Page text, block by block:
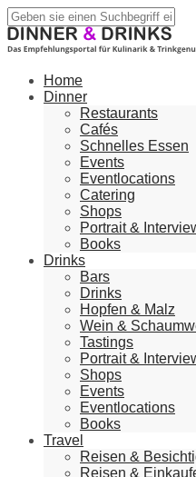
Home
Dinner
Restaurants
Cafés
Schnelles Essen
Events
Eventlocations
Catering
Shops
Portrait &
Books
Drinks
Bars
Drinks
Hopfen & Malz
Wein &
Tastings
Portrait &
Shops
Events
Eventlocations
Books
Travel
Reisen &
Reisen &